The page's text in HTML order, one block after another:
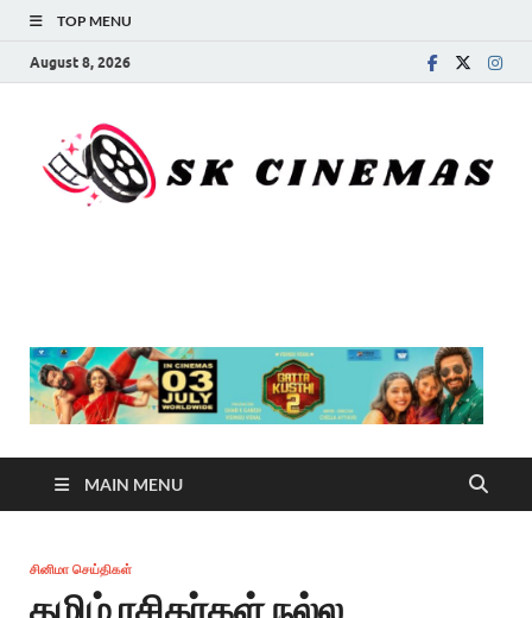
TOP MENU
August 8, 2026
MAIN MENU
சினிமா செய்திகள்
தமிழ் ரசிகர்கள் நல்ல